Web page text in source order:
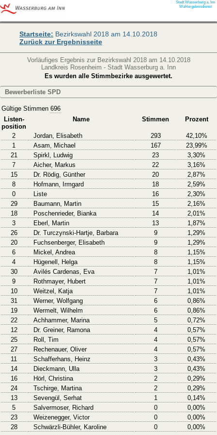
Stadt Wasserburg a. Inn
Wahlergebnisdienst
Startseite: Bezirkswahl 2018 am 14.10.2018
Zurück zur Ergebnisseite
Vorläufiges Ergebnis zur Bezirkswahl 2018 am 14.10.2018
Landkreis Rosenheim - Stadt Wasserburg a. Inn
Es wurden alle Stimmbezirke ausgewertet.
Bewerberliste SPD
Gültige Stimmen 696
Listen-
position
Name Stimmen Prozent
2 Jordan, Elisabeth 293
42,10%
1
Asam, Michael 167
23,99%
21
Spirkl, Ludwig 23
3,30%
7
Aicher, Markus 22
3,16%
15
Dr. Rödig, Günther 20
2,87%
8
Hofmann, Irmgard 18
2,59%
0
Liste 16
2,30%
29
Baumann, Martin 15
2,16%
18
Poschenrieder, Bianka 14
2,01%
3
Eberl, Martin 13
1,87%
26
Dr. Turczynski-Hartje, Barbara 9
1,29%
20
Fuchsenberger, Elisabeth 9
1,29%
6
Mickel, Andrea 8
1,15%
4
Hügenell, Helga 8
1,15%
30
Avilés Cardenas, Eva 7
1,01%
9
Rothmayer, Hubert 7
1,01%
10
Weitzel, Katja 7
1,01%
31
Werner, Wolfgang 6
0,86%
19
Wermelt, Wilhelm 6
0,86%
22
Achhammer, Marina 5
0,72%
12
Dr. Greiner, Ramona 4
0,57%
25
Roll, Tim 4
0,57%
27
Rechenauer, Oliver 4
0,57%
11
Schafferhans, Heinz 3
0,43%
14
Dieckmann, Ulla 3
0,43%
16
Hörl, Christina 2
0,29%
24
Tschirge, Martina 2
0,29%
13
Sevengül, Serhat 1
0,14%
5
Salvermoser, Richard 0
0,00%
23
Weizenegger, Victor 0
0,00%
28
Schwärzli-Bühler, Karoline 0 0,00%